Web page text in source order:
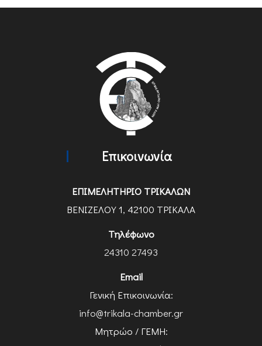
Επικοινωνία
ΕΠΙΜΕΛΗΤΗΡΙΟ ΤΡΙΚΑΛΩΝ
ΒΕΝΙΖΕΛΟΥ 1, 42100 ΤΡΙΚΑΛΑ
Τηλέφωνο
24310 27493
Email
Γενική Επικοινωνία:
info@trikala-chamber.gr
Μητρώο / ΓΕΜΗ: